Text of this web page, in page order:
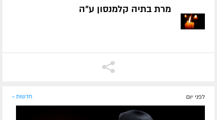
מרת בתיה קלמנסון ע״ה
לפני יום חדשות »